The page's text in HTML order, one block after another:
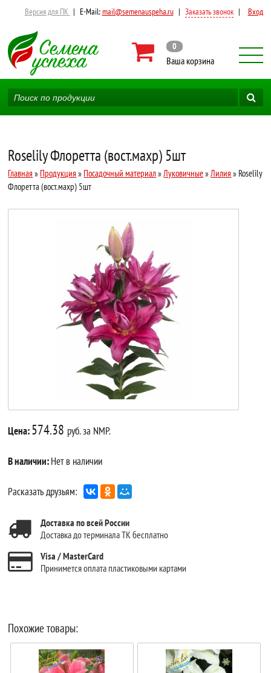
Версия для ПК | E-Mail:mail@semenauspeha.ru | Заказать звонок | Вход
0
Ваша корзина
Roselily Флоретта (вост.махр) 5шт
Главная » Продукция » Посадочный материал» Луковичные» Лилия » Roselily
Флоретта (вост.махр) 5шт
Цена:574.38 руб. за NMP.
В наличии:Нет в наличии
Расказать друзьям:
Доставка по всей России
Доставка до терминала ТК бесплатно
Visa / MasterCard
Принимется оплата пластиковыми картами
Похожие товары: